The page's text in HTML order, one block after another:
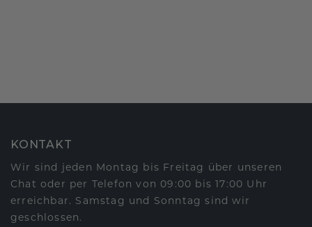
KONTAKT
Wir sind jeden Montag bis Freitag über unseren
Chat oder per Telefon von 09:00 bis 17:00 Uhr
erreichbar. Samstag und Sonntag sind wir
geschlossen.